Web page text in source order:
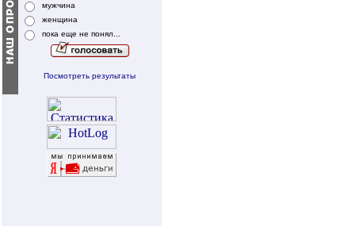
мужчина
женщина
пока еще не понял...
Посмотреть результаты